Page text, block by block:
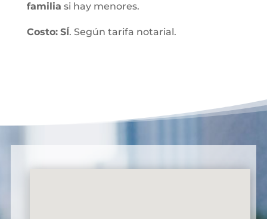
familia si hay menores.
Costo: SÍ. Según tarifa notarial.